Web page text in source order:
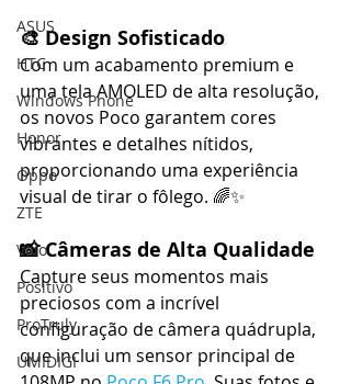
ASUS
HTC
Windows Phone
Honor
Oppo
ZTE
Vaio
Positivo
ProTruly
UMIDIGI
🎨 Design Sofisticado
Com um acabamento premium e
uma tela AMOLED de alta resolução,
os novos Poco garantem cores
vibrantes e detalhes nítidos,
proporcionando uma experiência
visual de tirar o fôlego. 🌈✨
📸 Câmeras de Alta Qualidade
Capture seus momentos mais
preciosos com a incrível
configuração de câmera quádrupla,
que inclui um sensor principal de